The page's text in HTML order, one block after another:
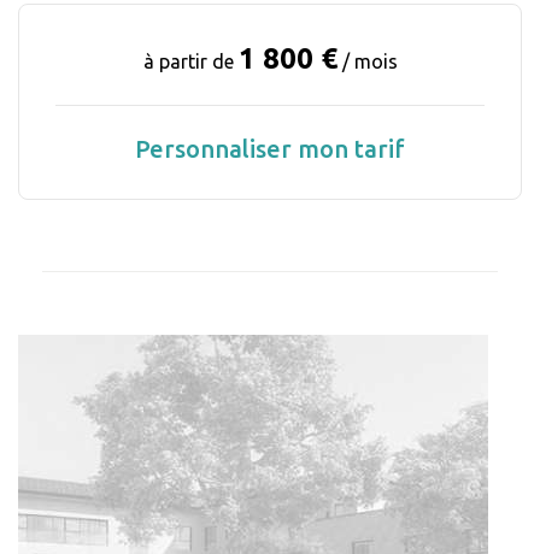
à partir de 1 800 € / mois
Personnaliser mon tarif